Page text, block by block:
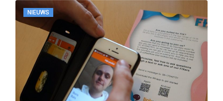
NIEUWS